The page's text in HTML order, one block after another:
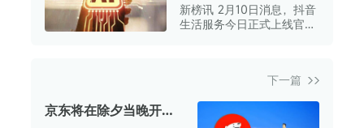
新榜讯 2月10日消息，抖音
生活服务今日正式上线官方
下一篇
京东将在除夕当晚开